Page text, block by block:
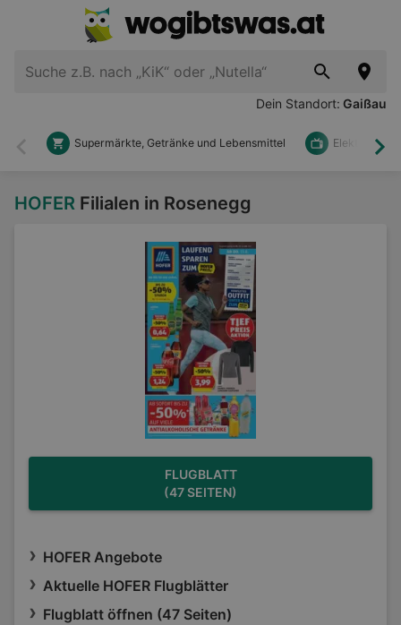
Dein Standort: Gaißau
Zurück
Supermärkte, Getränke und Lebensmittel Elektronik
HOFER Filialen in Rosenegg
FLUGBLATT
(47 SEITEN)
HOFER Angebote
Aktuelle HOFER Flugblätter
Flugblatt öffnen (47 Seiten)